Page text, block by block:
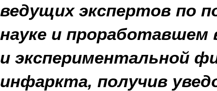
ведущих экспертов по
науке и
и экспериментальной
инфаркта, получив